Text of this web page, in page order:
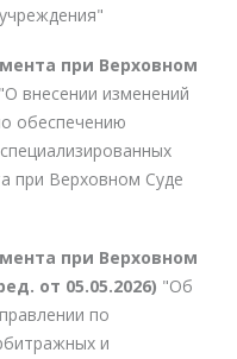
при Верховном
"О внесении изменений
обеспечению
при Верховном Суде
при Верховном
от 05.05.2026) "Об
по
и